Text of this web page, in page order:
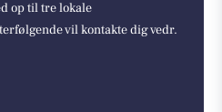
op til tre lokale
vil kontakte dig vedr.